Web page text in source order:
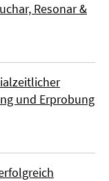
Resonar &
und Erprobung